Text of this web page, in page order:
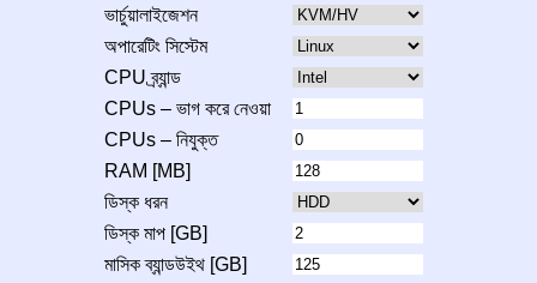
ভার্চুয়ালাইজেশন
অপারেটিং সিস্টেম
CPU ব্র্যান্ড
CPUs – ভাগ করে নেওয়া
CPUs – নিযুক্ত
RAM [MB]
ডিস্ক ধরন
ডিস্ক মাপ [GB]
মাসিক ব্যান্ডউইথ [GB]